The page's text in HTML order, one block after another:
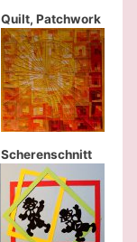
Quilt, Patchwork
Scherenschnitt